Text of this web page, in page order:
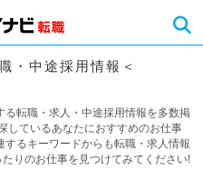
・中途採用情報＜
転職・求人・中途採用情報を多数掲
しているあなたにおすすめのお仕事
るキーワードからも転職・求人情報
りのお仕事を見つけてみてください!